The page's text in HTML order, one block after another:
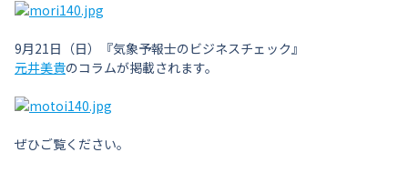
9月21日（日）『気象予報士のビジネスチェック』
元井美貴のコラムが掲載されます。
ぜひご覧ください。